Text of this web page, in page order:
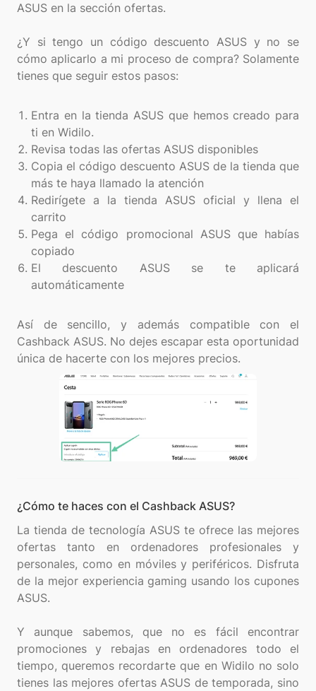
ASUS en la sección ofertas.
¿Y si tengo un código descuento ASUS y no se
cómo aplicarlo a mi proceso de compra? Solamente
tienes que seguir estos pasos:
Entra en la tienda ASUS que hemos creado para
ti en Widilo.
Revisa todas las ofertas ASUS disponibles
Copia el código descuento ASUS de la tienda que
más te haya llamado la atención
Redirígete a la tienda ASUS oficial y llena el
carrito
Pega el código promocional ASUS que habías
copiado
El descuento ASUS se te aplicará
automáticamente
Así de sencillo, y además compatible con el
Cashback ASUS. No dejes escapar esta oportunidad
¿Cómo te haces con el Cashback ASUS?
La tienda de tecnología ASUS te ofrece las mejores
ofertas tanto en ordenadores profesionales y
personales, como en móviles y periféricos. Disfruta
de la mejor experiencia gaming usando los cupones
ASUS.
Y aunque sabemos, que no es fácil encontrar
promociones y rebajas en ordenadores todo el
tiempo, queremos recordarte que en Widilo no solo
tienes las mejores ofertas ASUS de temporada, sino